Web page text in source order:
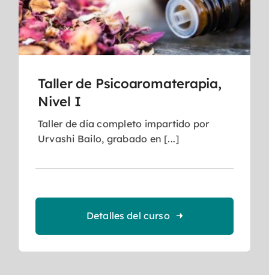
Taller de Psicoaromaterapia,
Nivel I
Taller de día completo impartido por
Urvashi Bailo, grabado en [...]
Detalles del curso